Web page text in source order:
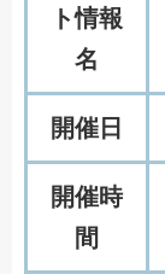
ト情報
名
開催日
開催時
間